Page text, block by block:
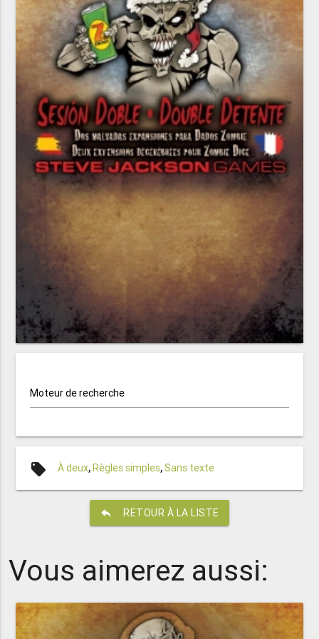
Moteur de recherche
local_offer À deux, Règles simples,Sans texte
reply RETOUR À LA LISTE
Vous aimerez aussi: